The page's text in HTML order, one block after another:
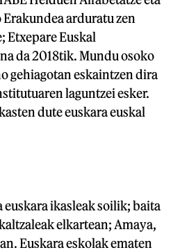
arduratu zen
Etxepare Euskal
da 2018tik. Mundu osoko
gehiagotan eskaintzen dira
laguntzei esker.
dute euskara euskal
euskara ikasleak soilik; baita
elkartean; Amaya,
Euskara eskolak ematen